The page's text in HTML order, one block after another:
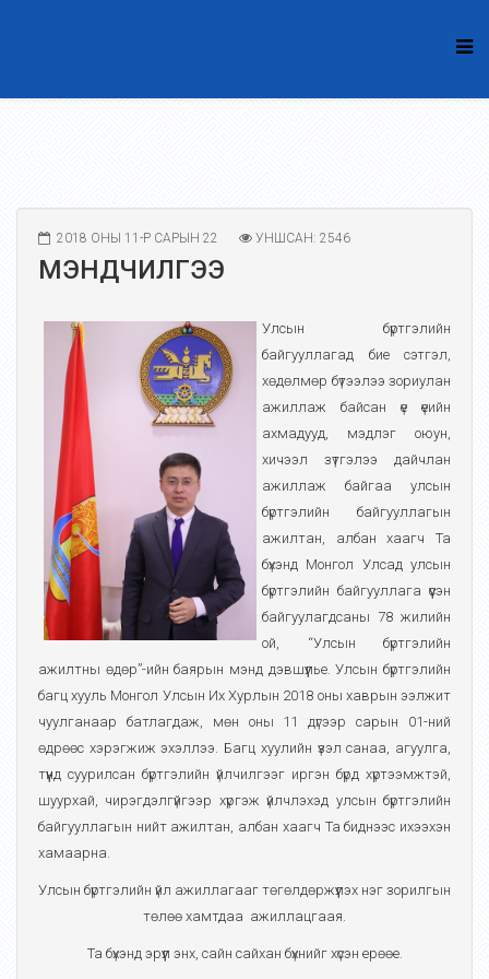
2018 ОНЫ 11-Р САРЫН 22 УНШСАН: 2546
МЭНДЧИЛГЭЭ
Улсын бүртгэлийн
байгууллагад бие сэтгэл,
хөдөлмөр бүтээлээ зориулан
ажиллаж байсан үе үеийн
ахмадууд, мэдлэг оюун,
хичээл зүтгэлээ дайчлан
ажиллаж байгаа улсын
бүртгэлийн байгууллагын
ажилтан, албан хаагч Та
бүхэнд Монгол Улсад улсын
бүртгэлийн байгууллага үүсэн
байгуулагдсаны 78 жилийн
ой, “Улсын бүртгэлийн
ажилтны өдөр”-ийн баярын мэнд дэвшүүлье. Улсын бүртгэлийн
багц хууль Монгол Улсын Их Хурлын 2018 оны хаврын ээлжит
чуулганаар батлагдаж, мөн оны 11 дүгээр сарын 01-ний
өдрөөс хэрэгжиж эхэллээ. Багц хуулийн үзэл санаа, агуулга,
түүнд суурилсан бүртгэлийн үйлчилгээг иргэн бүрд хүртээмжтэй,
шуурхай, чирэгдэлгүйгээр хүргэж үйлчлэхэд улсын бүртгэлийн
байгууллагын нийт ажилтан, албан хаагч Та биднээс ихээхэн
хамаарна.
Улсын бүртгэлийн үйл ажиллагааг төгөлдөржүүлэх нэг зорилгын
төлөө хамтдаа ажиллацгаая.
Та бүхэнд эрүүл энх, сайн сайхан бүхнийг хүсэн ерөөе.